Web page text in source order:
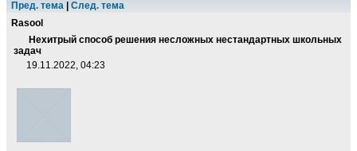
Пред. тема
След. тема
Rasool
Нехитрый способ решения несложных нестандартных школьных
задач
19.11.2022, 04:23